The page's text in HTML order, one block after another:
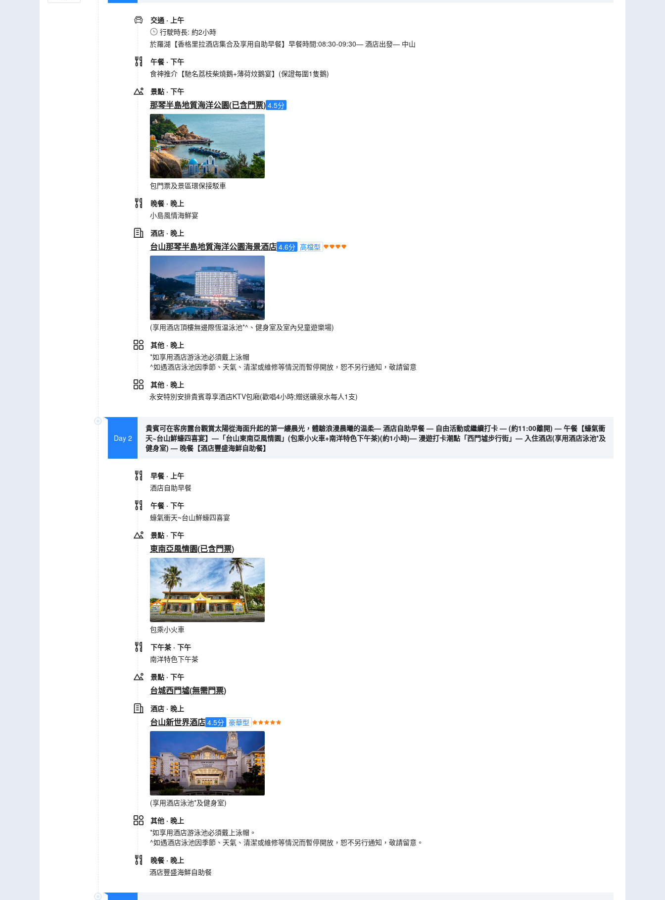
交通 · 上午
行駛時長: 約2小時
於羅湖【香格里拉酒店集合及享用自助早餐】早餐時間:08:30-09:30— 酒店出發— 中山
午餐 · 下午
食神推介【馳名荔枝柴燒鵝+薄荷炆鵝宴】(保證每圍1隻鵝)
景點 · 下午
那琴半島地質海洋公園(已含門票) 4.5分
包門票及景區環保接駁車
晚餐 · 晚上
小島風情海鮮宴
酒店 · 晚上
台山那琴半島地質海洋公園海景酒店 4.6分 高檔型
(享用酒店頂樓無邊際恆温泳池*^、健身室及室內兒童遊樂場)
其他 · 晚上
*如享用酒店游泳池必須戴上泳帽
^如遇酒店泳池因季節、天氣、清潔或維修等情況而暫停開放，恕不另行通知，敬請留意
其他 · 晚上
永安特別安排貴賓尊享酒店KTV包廂(歡唱4小時;贈送礦泉水每人1支)
Day 2
貴賓可在客房露台觀賞太陽從海面升起的第一縷晨光，體驗浪漫晨曦的温柔— 酒店自助早餐 — 自由活動或繼續打卡 — (約11:00離開) — 午餐【蠔氣衝
天~台山鮮蠔四喜宴】—「台山東南亞風情園」(包乘小火車+南洋特色下午茶)(約1小時)— 漫遊打卡潮點「西門墟步行街」— 入住酒店(享用酒店泳池*及
健身室) — 晚餐【酒店豐盛海鮮自助餐】
早餐 · 上午
酒店自助早餐
午餐 · 下午
蠔氣衝天~台山鮮蠔四喜宴
景點 · 下午
東南亞風情園(已含門票)
包乘小火車
下午茶 · 下午
南洋特色下午茶
景點 · 下午
台城西門墟(無需門票)
酒店 · 晚上
台山新世界酒店 4.5分 豪華型
(享用酒店泳池*及健身室)
其他 · 晚上
*如享用酒店游泳池必須戴上泳帽。
^如遇酒店泳池因季節、天氣、清潔或維修等情況而暫停開放，恕不另行通知，敬請留意。
晚餐 · 晚上
酒店豐盛海鮮自助餐